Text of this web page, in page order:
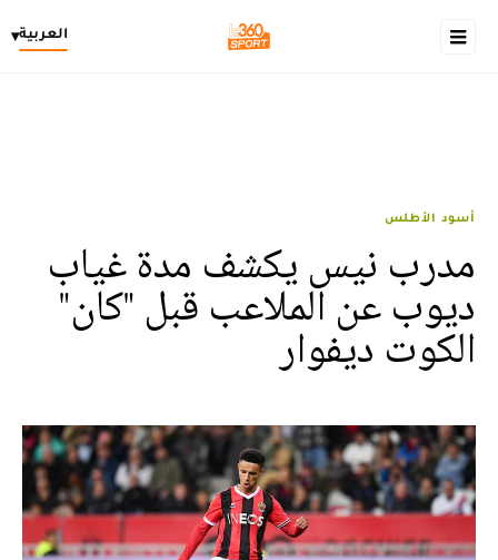
العربية▾
أسود الأطلس
مدرب نيس يكشف مدة غياب
ديوب عن الملاعب قبل "كان"
الكوت ديفوار